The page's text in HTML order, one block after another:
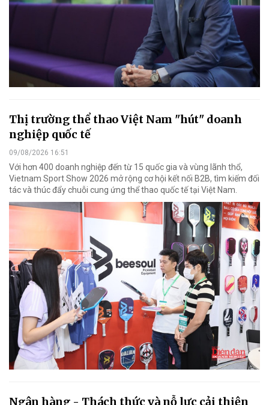
Thị trường thể thao Việt Nam "hút" doanh
nghiệp quốc tế
09/08/2026 16:51
Với hơn 400 doanh nghiệp đến từ 15 quốc gia và vùng lãnh thổ,
Vietnam Sport Show 2026 mở rộng cơ hội kết nối B2B, tìm kiếm đối
tác và thúc đẩy chuỗi cung ứng thể thao quốc tế tại Việt Nam.
Ngân hàng - Thách thức và nỗ lực cải thiện